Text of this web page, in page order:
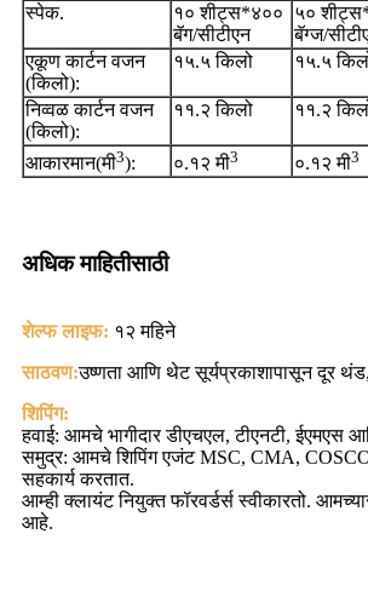
स्पेक.
१० शीट्स*४००
बॅग/सीटीएन
५०
बॅग्ज/
एकूण कार्टन वजन
(किलो):
१५.५ किलो १५.५
निव्वळ कार्टन वजन
(किलो):
११.२ किलो ११.२
आकारमान(मी3): ०.१२ मी3 ०.१२ मी3
अधिक माहितीसाठी
शेल्फ लाइफ: १२ महिने
साठवण:उष्णता आणि थेट सूर्यप्रकाशापासून दूर थंड,
शिपिंग:
हवाई: आमचे भागीदार डीएचएल, टीएनटी,
समुद्र: आमचे शिपिंग एजंट MSC, CMA,
सहकार्य करतात.
आम्ही क्लायंट नियुक्त फॉरवर्डर्स स्वीकारतो.
आहे.